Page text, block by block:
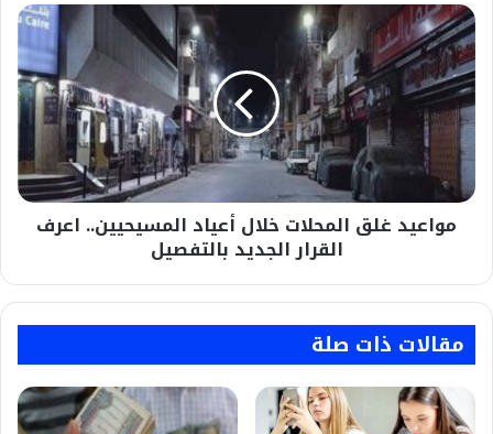
مواعيد
غلق
المحلات
خلال
أعياد
المسيحيين..
اعرف
القرار
الجديد
بالتفصيل
مواعيد غلق المحلات خلال أعياد المسيحيين.. اعرف
القرار الجديد بالتفصيل
مقالات ذات صلة